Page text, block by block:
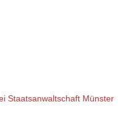
Staatsanwaltschaft Münster